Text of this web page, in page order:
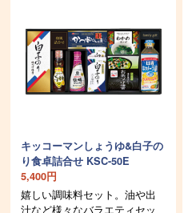
キッコーマンしょうゆ&白子の
り食卓詰合せ KSC-50E
5,400円
嬉しい調味料セット。油や出
汁など様々なバラエティセッ